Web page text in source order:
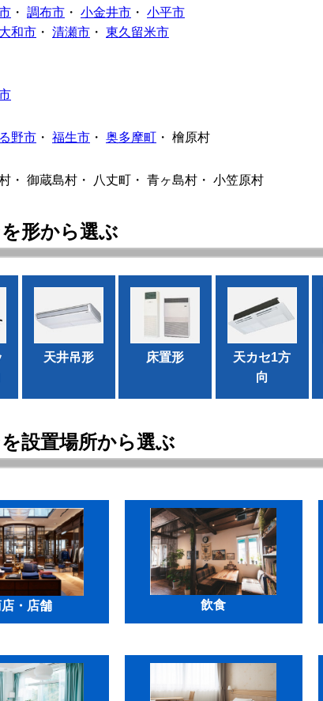
・ 調布市 ・ 小金井市 ・ 小平市
和市 ・ 清瀬市 ・ 東久留米市
野市 ・ 福生市 ・ 奥多摩町 ・ 檜原村
・ 御蔵島村・ 八丈町・ 青ヶ島村・ 小笠原村
形から選ぶ
天井吊形 床置形
天カセ1方
向
設置場所から選ぶ
・店舗 飲食